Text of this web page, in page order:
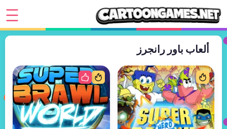
ألعاب باور رانجرز